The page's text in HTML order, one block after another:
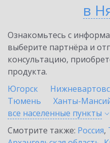
в
Ознакомьтесь с
выберите партнёра и
консультацию,
продукта.
Югорск
Тюмень
Ханты-
все населенные пункты
Смотрите также: Россия,